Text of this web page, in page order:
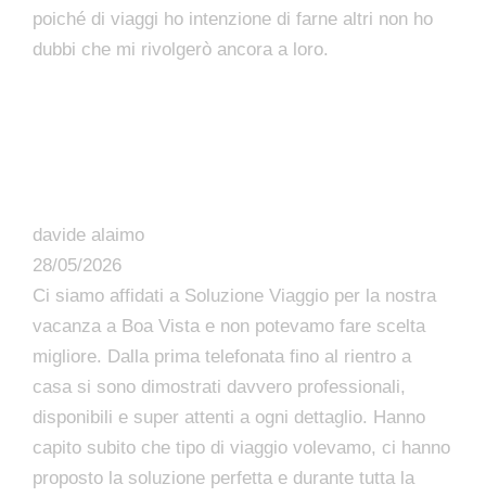
poiché di viaggi ho intenzione di farne altri non ho
dubbi che mi rivolgerò ancora a loro.
davide alaimo
28/05/2026
Ci siamo affidati a Soluzione Viaggio per la nostra
vacanza a Boa Vista e non potevamo fare scelta
migliore. Dalla prima telefonata fino al rientro a
casa si sono dimostrati davvero professionali,
disponibili e super attenti a ogni dettaglio. Hanno
capito subito che tipo di viaggio volevamo, ci hanno
proposto la soluzione perfetta e durante tutta la